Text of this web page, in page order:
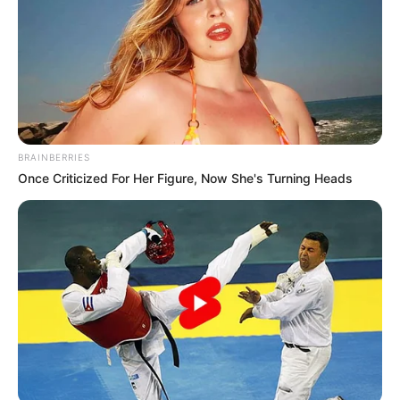
Οι άνεμοι στο Αιγαίο θα πνέουν θυελλώδεις,
φτάνοντας έως και τα 8 μποφόρ στα νότια.
Την Κυριακή, τα φαινόμενα θα αρχίσουν να
εξασθενούν, με τις χιονοπτώσεις να
περιορίζονται και τις βροχές να υποχωρούν
σταδιακά.
διατηρηθούν, απαιτώντας ιδιαίτερη
προσοχή από τους πολίτες, ειδικά στις
μετακινήσεις τους.
Τη Δευτέρα, αναμένεται μικρή άνοδος της
θερμοκρασίας, ωστόσο το σκηνικό του καιρού
θα παραμείνει χειμωνιάτικο.
BRAINBERRIES
Once Criticized For Her Figure, Now She's Turning Heads